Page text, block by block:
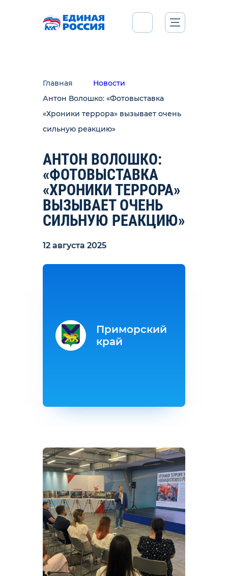
Главная
Новости
Антон Волошко: «Фотовыставка
«Хроники террора» вызывает очень
сильную реакцию»
АНТОН ВОЛОШКО:
«ФОТОВЫСТАВКА
«ХРОНИКИ ТЕРРОРА»
ВЫЗЫВАЕТ ОЧЕНЬ
СИЛЬНУЮ РЕАКЦИЮ»
12 августа 2025
Приморский
край